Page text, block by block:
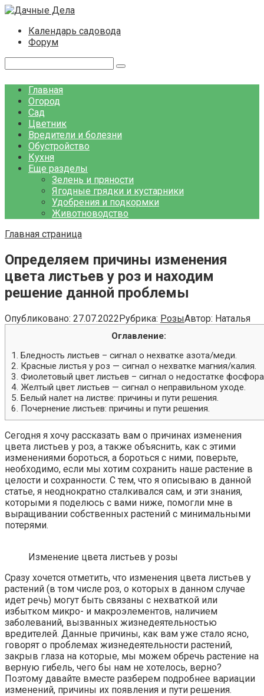
Перейти
контентуКалендарь садовода
Форум
Главная
Огород
Сад
Цветник
Вредители и болезни
Обустройство
Кухня
Еще разделы
Зелень и пряности
Ягодные грядки и кустарники
Удобрения и подкормки
Животноводство
Главная страница
Определяем причины изменения
цвета листьев у роз и находим
решение данной проблемы
Опубликовано: 27.07.2022Рубрика: РозыАвтор: Наталья
Оглавление:
1. Бледность листьев – сигнал о нехватке азота/меди.
2. Красные листья у роз — сигнал о нехватке магния/калия.
3. Фиолетовый цвет листьев – сигнал о недостатке
4. Желтый цвет листьев — сигнал о неправильном уходе.
5. Белый налет на листве: причины и пути решения.
6. Почернение листьев: причины и пути решения.
Сегодня я хочу рассказать вам о причинах изменения
цвета листьев у роз, а также объяснить, как с этими
изменениями бороться, а бороться с ними, поверьте,
необходимо, если мы хотим сохранить наше растение в
целости и сохранности. С тем, что я описываю в данной
статье, я неоднократно сталкивался сам, и эти знания,
которыми я поделюсь с вами ниже, помогли мне в
выращивании собственных растений с минимальными
потерями.
Изменение цвета листьев у розы
Сразу хочется отметить, что изменения цвета листьев у
растений (в том числе роз, о которых в данном случае
идет речь) могут быть связаны с нехваткой или
избытком микро- и макроэлементов, наличием
заболеваний, вызванных жизнедеятельностью
вредителей. Данные причины, как вам уже стало ясно,
говорят о проблемах жизнедеятельности растений,
закрыв глаза на которые, мы можем обречь растение на
верную гибель, чего бы нам не хотелось, верно?
Поэтому давайте вместе разберем подробнее вариации
изменений, причины их появления и пути решения.